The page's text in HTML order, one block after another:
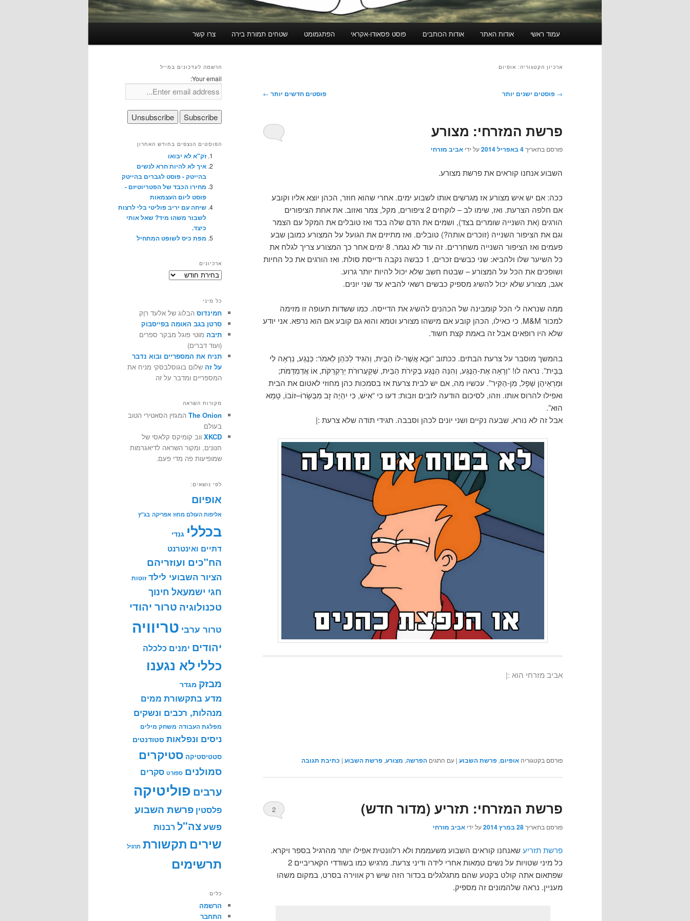
עמוד ראשי אודות האתר אודות הכותבים פוסט פסאודו-אקראי הפתגמומט שטחים תמורת בירה צרו קשר
ארכיון הקטגוריה: אופיום
ניווט
→ פוסטים ישנים יותר פוסטים חדשים יותר ←
פרשת המזרחי: מצורע
פורסם בתאריך4 באפריל 2014 על ידי אביב מזרחי
השבוע אנחנו קוראים את פרשת מצורע.
ככה: אם יש איש מצורע אז מגרשים אותו לשבוע ימים. אחרי שהוא חוזר, הכהן יוצא אליו וקובע
אם חלפה הצרעת. ואז, שימו לב – לוקחים 2 ציפורים, מקל, צמר ואזוב. את אחת הציפורים
הורגים (את השנייה שומרים בצד), ושמים את הדם שלה בכד ואז טובלים את המקל עם הצמר
וגם את הציפור השנייה (זוכרים אותה?) טובלים. ואז מתיזים את הגועל על המצורע כמובן שבע
פעמים ואז הציפור השנייה משחררים. זה עוד לא נגמר. 8 ימים אחר כך המצורע צריך לגלח את
כל השיער שלו ולהביא: שני כבשים זכרים, 1 כבשה נקבה ודייסת סולת. ואז הורגים את כל החיות
ושופכים את הכל על המצורע – שבטח חשב שלא יכול להיות יותר גרוע.
אגב, מצורע שלא יכול להשיג מספיק כבשים רשאי להביא עד שני יונים.
ממה שנראה לי הכל קומבינה של הכהנים להשיג את הדייסה. כמו ששדות תעופה זו מזימה
למכור M&M. כי כאילו, הכהן קובע אם מישהו מצורע וטמא והוא גם קובע אם הוא נרפא. אני יודע
שלא היו רופאים אבל זה באמת קצת חשוד.
בהמשך מוסבר על צרעת הבתים. ככתוב “וּבָא אֲשֶׁר-לוֹ הַבַּיִת, וְהִגִּיד לַכֹּהֵן לֵאמֹר: כְּנֶגַע, נִרְאָה לִי
בַּבָּיִת”. נראה לו! “וְרָאָה אֶת-הַנֶּגַע, וְהִנֵּה הַנֶּגַע בְּקִירֹת הַבַּיִת, שְׁקַעֲרוּרֹת יְרַקְרַקֹּת, אוֹ אֲדַמְדַּמֹּת;
וּמַרְאֵיהֶן שָׁפָל, מִן-הַקִּיר”. עכשיו מה, אם יש לבית צרעת אז בסמכות כהן מחוזי לאטום את הבית
ואפילו להרוס אותו. וזהו, לסיכום הודעה לזבים וזבות: דעו כי “אִישׁ, כִּי יִהְיֶה זָב מִבְּשָׂרוֹ–זוֹבוֹ, טָמֵא
הוּא”.
אבל זה לא נורא, שבעה נקיים ושני יונים לכהן וסבבה. תגידי תודה שלא צרעת :|
אביב מזרחי הוא :|
פורסם בקטגוריה אופיום, פרשת השבוע | עם התגים הפרשה, מצורע, פרשת השבוע | כתיבת תגובה
פרשת המזרחי: תזריע (מדור חדש)
פורסם בתאריך28 במרץ 2014 על ידי אביב מזרחי
2
פרשת תזריעשאנחנו קוראים השבוע משעממת ולא רלוונטית אפילו יותר מהרגיל בספר ויקרא.
כל מיני שטויות על נשים טמאות אחרי לידה ודיני צרעת. מרגיש כמו בשודדי הקאריביים 2
שפתאום אתה קולט בקטע שהם מתגלגלים בכדור הזה שיש רק אווירה בסרט, במקום משהו
מעניין. נראה שלהמונים זה מספיק.
הרשמה לעדכונים במייל
Your email:
הפוסטים הנצפים בחודש האחרון
זק"א לא יבואו
איך לא להיות חרא לנשים
בהייטק - פוסט לגברים בהייטק
מחירו הכבד של הפטריוטיזם -
פוסט ליום העצמאות
שיחה עם יריב פוליטי בלי לרצות
לשבור משהו מיד? שאל אותי
כיצד.
מפת כיס לשופט המתחיל
ארכיונים
ארכיונים
כל מיני
חמינדוס הבלוג של אלעד רוֶק
סרטן בגב האומה בפייסבוק
תיבה מוטי פוגל מבקר ספרים
(ועוד דברים)
תניח את המספריים ובוא נדבר
על זה שלום בוגוסלבסקי מניח את
המספריים ומדבר על זה
מקורות השראה
The Onion המגזין הסאטירי הטוב
בעולם
XKCD ווב קומיקס קלאסי של
חנונים, ומקור השראה לדיאגרמות
שמופיעות פה מדי פעם.
לפי נושאים:
אופיום
אליפות העולם מחוז אפריקה בג"ץ
בכללי גנדי
דתיים ואינטרנט
הח"כים ועוזריהם
הציור השבועי לילד זוטות
חגי ישמעאל חינוך
טכנולוגיה טרור יהודי
טרור ערבי טריוויה
יהודים ימנים כלכלה
כללי לא נגענו
מבזק מגדר
מדע בתקשורת ממים
מנהלות, רכבים ונשקים
מפלגת העבודה משחק מילים
ניסים ונפלאות סטודנטים
סטטיסטיקה סטיקרים
סמולנים ספורט סקרים
ערבים פוליטיקה
פלסטין פרשת השבוע
פשעצה"ל רבנות
שירים תקשורת תרגיל
תרשימים
כלים
הרשמה
התחבר